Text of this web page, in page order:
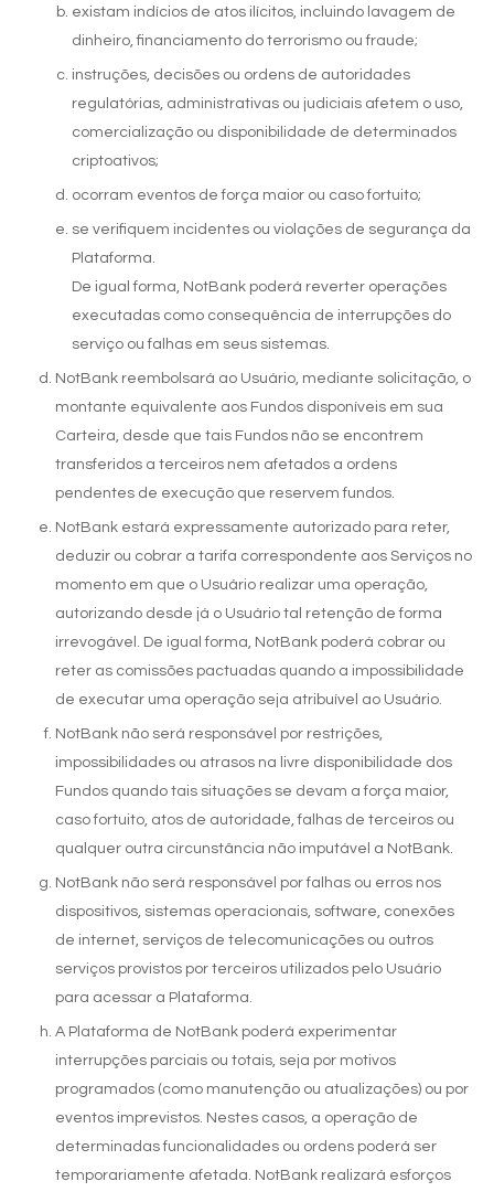
existam indícios de atos ilícitos, incluindo lavagem de
dinheiro, financiamento do terrorismo ou fraude;
instruções, decisões ou ordens de autoridades
regulatórias, administrativas ou judiciais afetem o uso,
comercialização ou disponibilidade de determinados
criptoativos;
ocorram eventos de força maior ou caso fortuito;
se verifiquem incidentes ou violações de segurança da
Plataforma.
De igual forma, NotBank poderá reverter operações
executadas como consequência de interrupções do
serviço ou falhas em seus sistemas.
NotBank reembolsará ao Usuário, mediante solicitação, o
montante equivalente aos Fundos disponíveis em sua
Carteira, desde que tais Fundos não se encontrem
transferidos a terceiros nem afetados a ordens
pendentes de execução que reservem fundos.
NotBank estará expressamente autorizado para reter,
deduzir ou cobrar a tarifa correspondente aos Serviços no
momento em que o Usuário realizar uma operação,
autorizando desde já o Usuário tal retenção de forma
irrevogável. De igual forma, NotBank poderá cobrar ou
reter as comissões pactuadas quando a impossibilidade
de executar uma operação seja atribuível ao Usuário.
NotBank não será responsável por restrições,
impossibilidades ou atrasos na livre disponibilidade dos
Fundos quando tais situações se devam a força maior,
caso fortuito, atos de autoridade, falhas de terceiros ou
qualquer outra circunstância não imputável a NotBank.
NotBank não será responsável por falhas ou erros nos
dispositivos, sistemas operacionais, software, conexões
de internet, serviços de telecomunicações ou outros
serviços provistos por terceiros utilizados pelo Usuário
para acessar a Plataforma.
A Plataforma de NotBank poderá experimentar
interrupções parciais ou totais, seja por motivos
programados (como manutenção ou atualizações) ou por
eventos imprevistos. Nestes casos, a operação de
determinadas funcionalidades ou ordens poderá ser
temporariamente afetada. NotBank realizará esforços